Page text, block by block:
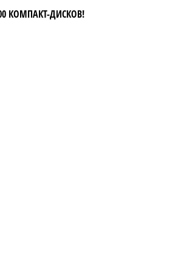
КОМПАКТ-ДИСКОВ!